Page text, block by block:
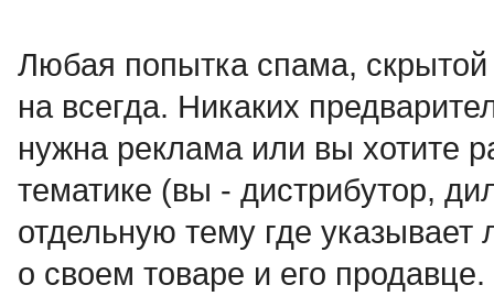
Любая попытка спама, скрытой
на всегда. Никаких
нужна реклама или вы хотите
тематике (вы - дистрибутор,
отдельную тему где
о своем товаре и его